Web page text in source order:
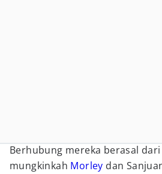
Berhubung mereka berasal
mungkinkah Morley dan